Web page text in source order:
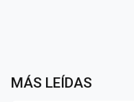
MÁS LEÍDAS